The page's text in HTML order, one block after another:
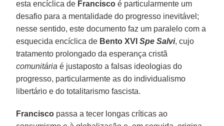
esta encíclica de Francisco é particularmente um
desafio para a mentalidade do progresso inevitável;
nesse sentido, este documento faz um paralelo com a
esquecida encíclica de Bento XVISpe Salvi, cujo
tratamento prolongado da esperança cristã
comunitária é justaposto a falsas ideologias do
progresso, particularmente as do individualismo
libertário e do totalitarismo fascista.
Francisco passa a tecer longas críticas ao